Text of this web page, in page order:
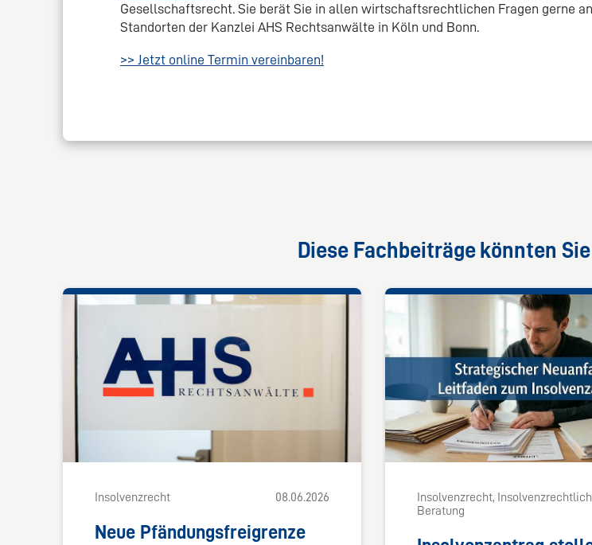
Gesellschaftsrecht. Sie berät Sie in allen wirtschaftsrechtlichen Fragen gerne
Standorten der Kanzlei AHS Rechtsanwälte in Köln und Bonn.
>> Jetzt online Termin vereinbaren!
Diese Fachbeiträge könnten
Insolvenzrecht 08.06.2026
Neue Pfändungsfreigrenze
Insolvenzrecht,
Beratung